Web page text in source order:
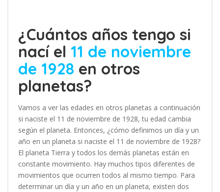
¿Cuántos años tengo si
nací el 11 de noviembre
de 1928 en otros
planetas?
Vamos a ver las edades en otros planetas a continuación
si naciste el 11 de noviembre de 1928, tu edad cambia
según el planeta. Entonces, ¿cómo definimos un día y un
año en un planeta si naciste el 11 de noviembre de 1928?
El planeta Tierra y todos los demás planetas están en
constante movimiento. Hay muchos tipos diferentes de
movimientos que ocurren todos al mismo tiempo. Para
determinar un día y un año en un planeta, existen dos